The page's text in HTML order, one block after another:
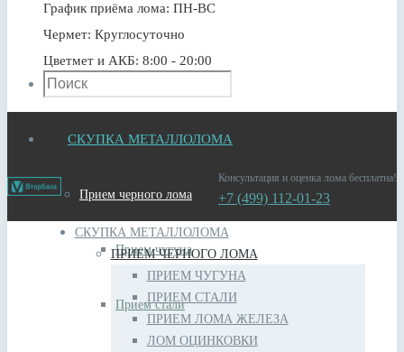
График приёма лома: ПН-ВС
Чермет: Круглосуточно
Цветмет и АКБ: 8:00 - 20:00
СКУПКА МЕТАЛЛОЛОМА
Прием черного лома
Прием чугуна
Прием стали
Консультация и оценка лома бесплатна!
+7 (499) 112-01-23
СКУПКА МЕТАЛЛОЛОМА
ПРИЕМ ЧЕРНОГО ЛОМА
ПРИЕМ ЧУГУНА
ПРИЕМ СТАЛИ
ПРИЕМ ЛОМА ЖЕЛЕЗА
ЛОМ ОЦИНКОВКИ